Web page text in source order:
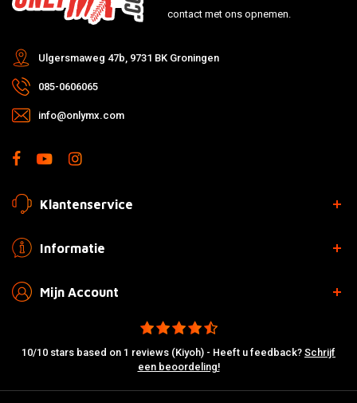
contact met ons opnemen.
Ulgersmaweg 47b, 9731 BK Groningen
085-0606065
info@onlymx.com
Klantenservice
Informatie
Mijn Account
10/10 stars based on 1 reviews (Kiyoh) - Heeft u feedback? Schrijf
een beoordeling!